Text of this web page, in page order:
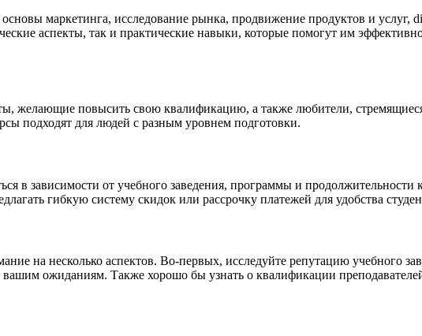
маркетинга, исследование рынка, продвижение продуктов и услуг,
аспекты, так и практические навыки, которые помогут им
желающие повысить свою квалификацию, а также любители,
подходят для людей с разным уровнем подготовки.
в зависимости от учебного заведения, программы и продолжительности
гибкую систему скидок или рассрочку платежей для удобства
на несколько аспектов. Во-первых, исследуйте репутацию учебного
вашим ожиданиям. Также хорошо бы узнать о квалификации